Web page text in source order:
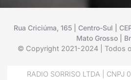
Rua Criciúma, 165 | Centro-Sul |
Mato Grosso |
© Copyright 2021-2024 | Todos
RADIO SORRISO LTDA | CNPJ